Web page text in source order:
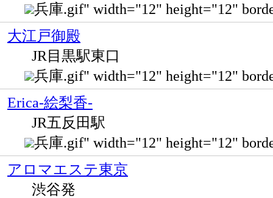
兵庫.gif" width="12" height="12"
大江戸御殿
JR目黒駅東口
兵庫.gif" width="12" height="12"
Erica-絵梨香-
JR五反田駅
兵庫.gif" width="12" height="12"
アロマエステ東京
渋谷発